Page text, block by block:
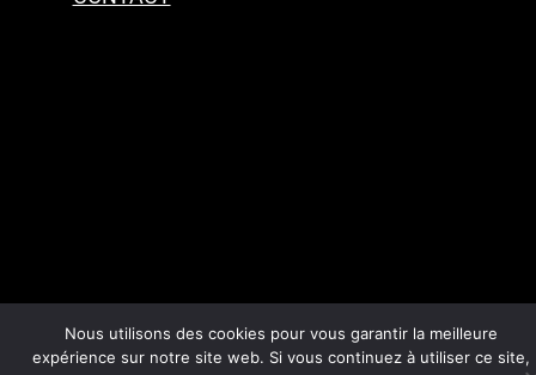
Nous utilisons des cookies pour vous garantir la meilleure
expérience sur notre site web. Si vous continuez à utiliser ce site,